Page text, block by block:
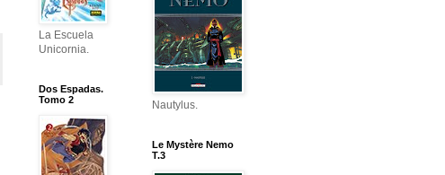
La Escuela
Unicornia.
Dos Espadas.
Tomo 2
Nautylus.
Le Mystère Nemo
T.3